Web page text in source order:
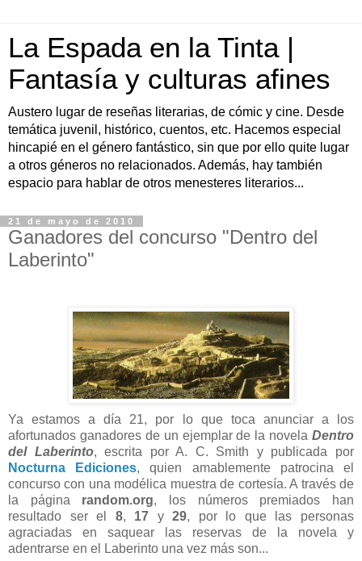
La Espada en la Tinta |
Fantasía y culturas afines
Austero lugar de reseñas literarias, de cómic y cine. Desde
temática juvenil, histórico, cuentos, etc. Hacemos especial
hincapié en el género fantástico, sin que por ello quite lugar
a otros géneros no relacionados. Además, hay también
espacio para hablar de otros menesteres literarios...
21 de mayo de 2010
Ganadores del concurso "Dentro del
Laberinto"
Ya estamos a día 21, por lo que toca anunciar a los
afortunados ganadores de un ejemplar de la novela Dentro
del Laberinto, escrita por A. C. Smith y publicada por
Nocturna Ediciones, quien amablemente patrocina el
concurso con una modélica muestra de cortesía. A través de
la página random.org, los números premiados han
resultado ser el 8, 17 y29, por lo que las personas
agraciadas en saquear las reservas de la novela y
adentrarse en el Laberinto una vez más son...